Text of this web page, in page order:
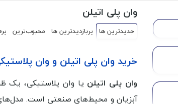
وان پلی اتیلن
جدیدترین ها پربازدیدترین ها محبوب‌‌ترین
خرید وان پلی اتیلن و وان
وان پلی اتیلن یا وان پلاستیکی، یک